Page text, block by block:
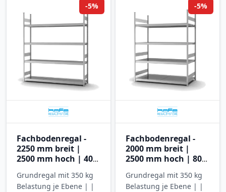
Fachbodenregal -
2250 mm breit |
2500 mm hoch | 400
Hofe Regalsysteme
Grundregal mit 350 kg
Belastung je Ebene | |
-5%
Fachbodenregal -
2000 mm breit |
2500 mm hoch | 800
Hofe Regalsysteme
Grundregal mit 350 kg
Belastung je Ebene | |
-5%